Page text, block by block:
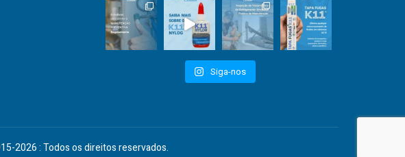
Siga-nos
2026 : Todos os direitos reservados.